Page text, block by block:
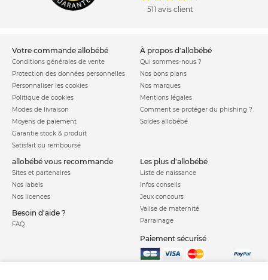
511 avis client
votre commande allobébé
Conditions générales de vente
Protection des données personnelles
Personnaliser les cookies
Politique de cookies
Modes de livraison
Moyens de paiement
Garantie stock & produit
Satisfait ou remboursé
à propos d'allobébé
Qui sommes-nous ?
Nos bons plans
Nos marques
Mentions légales
Comment se protéger du phishing ?
Soldes allobébé
allobébé vous recommande
Sites et partenaires
Nos labels
Nos licences
Besoin d'aide ?
FAQ
les plus d'allobébé
Liste de naissance
Infos conseils
Jeux concours
Valise de maternité
Parrainage
Paiement sécurisé